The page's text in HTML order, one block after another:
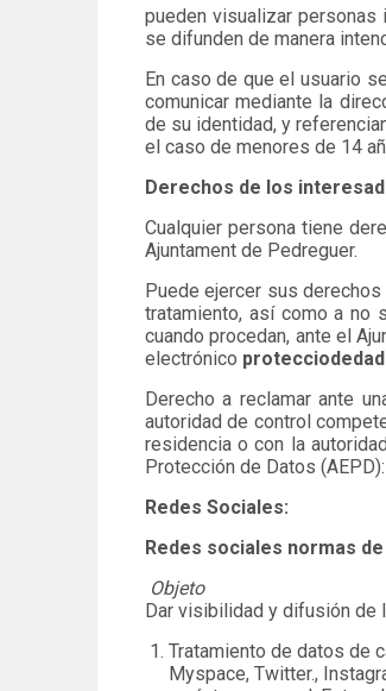
pueden visualizar
se difunden de manera
En caso de que el usuario
comunicar mediante la
de su identidad, y
el caso de menores de 14
Derechos de los
Cualquier persona tiene
Ajuntament de Pedreguer.
Puede ejercer sus
tratamiento, así como a no
cuando procedan, ante el
electrónico
Derecho a reclamar ante
autoridad de control
residencia o con la
Protección de Datos (AEPD):
Redes Sociales:
Redes sociales normas
Objeto
Dar visibilidad y difusión de
Tratamiento de datos de
Myspace, Twitter.,